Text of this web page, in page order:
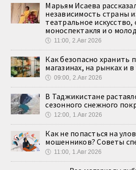
Марьям Исаева
независимость страны
театральное искусство,
моноспектакля и о
🕔 11:00, 2.Авг 2026
Как безопасно хранить
магазинах, на рынках и
🕔 09:00, 2.Авг 2026
В Таджикистане
сезонного снежного
🕔 12:00, 1.Авг 2026
Как не попасться на
мошенников? Советы
🕔 11:00, 1.Авг 2026